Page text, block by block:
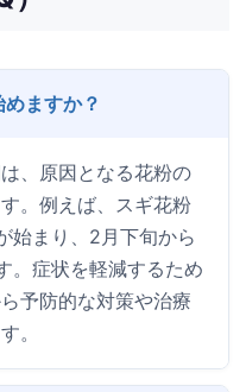
ますか？
、原因となる花粉の
。例えば、スギ花粉
始まり、2月下旬から
。症状を軽減するため
予防的な対策や治療
。